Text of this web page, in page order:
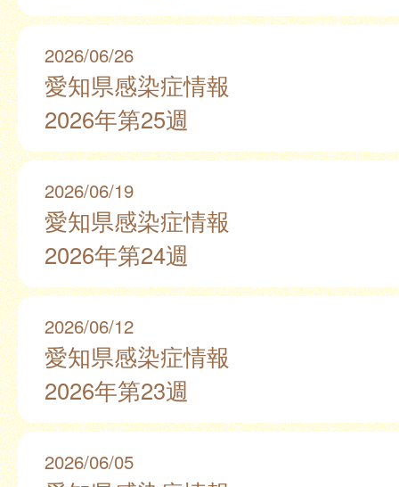
2026/06/26
愛知県感染症情報
2026年第25週
2026/06/19
愛知県感染症情報
2026年第24週
2026/06/12
愛知県感染症情報
2026年第23週
2026/06/05